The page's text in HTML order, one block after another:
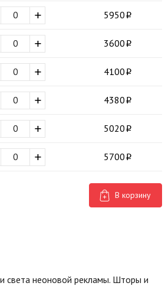
+ 5950
+ 3600
+ 4100
+ 4380
+ 5020
+ 5700
В корзину
света неоновой рекламы. Шторы и